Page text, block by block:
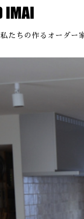
私たちの作るオーダー